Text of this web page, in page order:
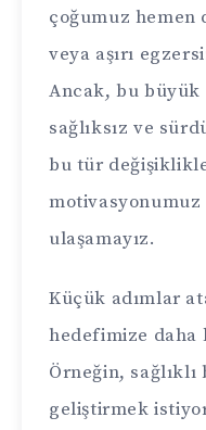
çoğumuz hemen
veya aşırı
Ancak, bu
sağlıksız ve
bu tür
ulaşamayız.
Küçük adımlar
hedefimize daha
Örneğin, sağlıklı
geliştirmek